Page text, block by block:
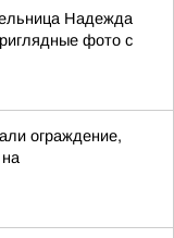
Надежда
фото с
ограждение,